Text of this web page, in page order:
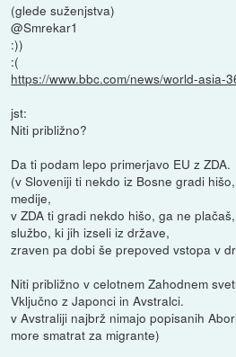
(glede suženjstva)
@Smrekar1
:))
:(
https://www.bbc.com/news/world-asia-
jst:
Niti približno?
Da ti podam lepo primerjavo EU z ZDA.
(v Sloveniji ti nekdo iz Bosne gradi
medije,
v ZDA ti gradi nekdo hišo, ga ne
službo, ki jih izseli iz države,
zraven pa dobi še prepoved vstopa v
Niti približno v celotnem Zahodnem
Vključno z Japonci in Avstralci.
v Avstraliji najbrž nimajo popisanih
more smatrat za migrante)